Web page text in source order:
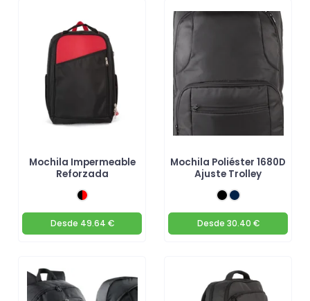
Mochila Impermeable
Reforzada
Desde 49.64 €
Mochila Poliéster 1680D
Ajuste Trolley
Desde 30.40 €